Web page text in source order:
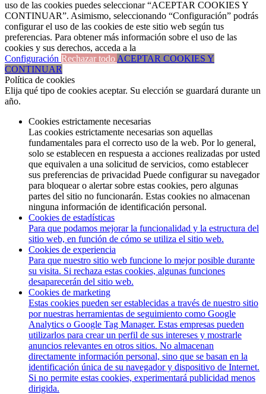
uso de las cookies puedes seleccionar “ACEPTAR COOKIES Y
CONTINUAR”. Asimismo, seleccionando “Configuración” podrás
configurar el uso de las cookies de este sitio web según tus
preferencias. Para obtener más información sobre el uso de las
cookies y sus derechos, acceda a la
Configuración Rechazar todo ACEPTAR COOKIES Y
CONTINUAR
Política de cookies
Elija qué tipo de cookies aceptar. Su elección se guardará durante un
año.
Cookies estrictamente necesarias
Las cookies estrictamente necesarias son aquellas
fundamentales para el correcto uso de la web. Por lo general,
solo se establecen en respuesta a acciones realizadas por usted
que equivalen a una solicitud de servicios, como establecer
sus preferencias de privacidad Puede configurar su navegador
para bloquear o alertar sobre estas cookies, pero algunas
partes del sitio no funcionarán. Estas cookies no almacenan
ninguna información de identificación personal.
Cookies de estadísticas
Para que podamos mejorar la funcionalidad y la estructura del
sitio web, en función de cómo se utiliza el sitio web.
Cookies de experiencia
Para que nuestro sitio web funcione lo mejor posible durante
su visita. Si rechaza estas cookies, algunas funciones
desaparecerán del sitio web.
Cookies de marketing
Estas cookies pueden ser establecidas a través de nuestro sitio
por nuestras herramientas de seguimiento como Google
Analytics o Google Tag Manager. Estas empresas pueden
utilizarlos para crear un perfil de sus intereses y mostrarle
anuncios relevantes en otros sitios. No almacenan
directamente información personal, sino que se basan en la
identificación única de su navegador y dispositivo de Internet.
Si no permite estas cookies, experimentará publicidad menos
dirigida.